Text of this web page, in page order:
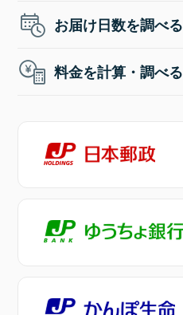
お届け日数を調べる
料金を計算・調べる